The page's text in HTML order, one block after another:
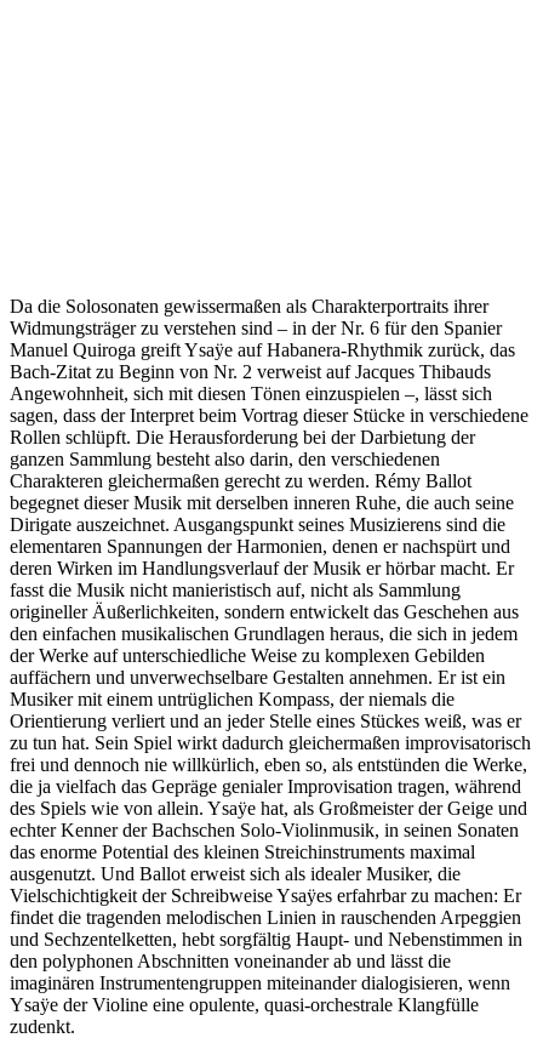
Da die Solosonaten gewissermaßen als Charakterportraits ihrer
Widmungsträger zu verstehen sind – in der Nr. 6 für den Spanier
Manuel Quiroga greift Ysaÿe auf Habanera-Rhythmik zurück, das
Bach-Zitat zu Beginn von Nr. 2 verweist auf Jacques Thibauds
Angewohnheit, sich mit diesen Tönen einzuspielen –, lässt sich
sagen, dass der Interpret beim Vortrag dieser Stücke in verschiedene
Rollen schlüpft. Die Herausforderung bei der Darbietung der
ganzen Sammlung besteht also darin, den verschiedenen
Charakteren gleichermaßen gerecht zu werden. Rémy Ballot
begegnet dieser Musik mit derselben inneren Ruhe, die auch seine
Dirigate auszeichnet. Ausgangspunkt seines Musizierens sind die
elementaren Spannungen der Harmonien, denen er nachspürt und
deren Wirken im Handlungsverlauf der Musik er hörbar macht. Er
fasst die Musik nicht manieristisch auf, nicht als Sammlung
origineller Äußerlichkeiten, sondern entwickelt das Geschehen aus
den einfachen musikalischen Grundlagen heraus, die sich in jedem
der Werke auf unterschiedliche Weise zu komplexen Gebilden
auffächern und unverwechselbare Gestalten annehmen. Er ist ein
Musiker mit einem untrüglichen Kompass, der niemals die
Orientierung verliert und an jeder Stelle eines Stückes weiß, was er
zu tun hat. Sein Spiel wirkt dadurch gleichermaßen improvisatorisch
frei und dennoch nie willkürlich, eben so, als entstünden die Werke,
die ja vielfach das Gepräge genialer Improvisation tragen, während
des Spiels wie von allein. Ysaÿe hat, als Großmeister der Geige und
echter Kenner der Bachschen Solo-Violinmusik, in seinen Sonaten
das enorme Potential des kleinen Streichinstruments maximal
ausgenutzt. Und Ballot erweist sich als idealer Musiker, die
Vielschichtigkeit der Schreibweise Ysaÿes erfahrbar zu machen: Er
findet die tragenden melodischen Linien in rauschenden Arpeggien
und Sechzentelketten, hebt sorgfältig Haupt- und Nebenstimmen in
den polyphonen Abschnitten voneinander ab und lässt die
imaginären Instrumentengruppen miteinander dialogisieren, wenn
Ysaÿe der Violine eine opulente, quasi-orchestrale Klangfülle
zudenkt.